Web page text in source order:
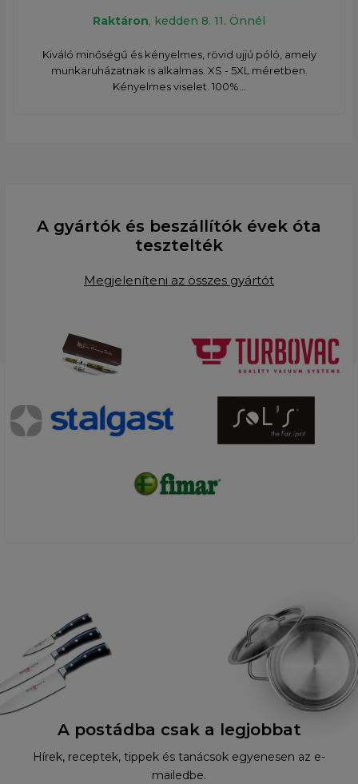
Raktáron, kedden 8. 11. Önnél
Kiváló minőségű és kényelmes, rövid ujjú póló, amely
munkaruházatnak is alkalmas. XS - 5XL méretben.
Kényelmes viselet. 100%...
A gyártók és beszállítók évek óta
tesztelték
Megjeleníteni az összes gyártót
A postádba csak a legjobbat
Hírek, receptek, tippek és tanácsok egyenesen az e-
mailedbe.